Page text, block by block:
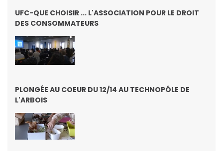
UFC-QUE CHOISIR ... L'ASSOCIATION POUR LE DROIT
DES CONSOMMATEURS
PLONGÉE AU COEUR DU 12/14 AU TECHNOPÔLE DE
L'ARBOIS